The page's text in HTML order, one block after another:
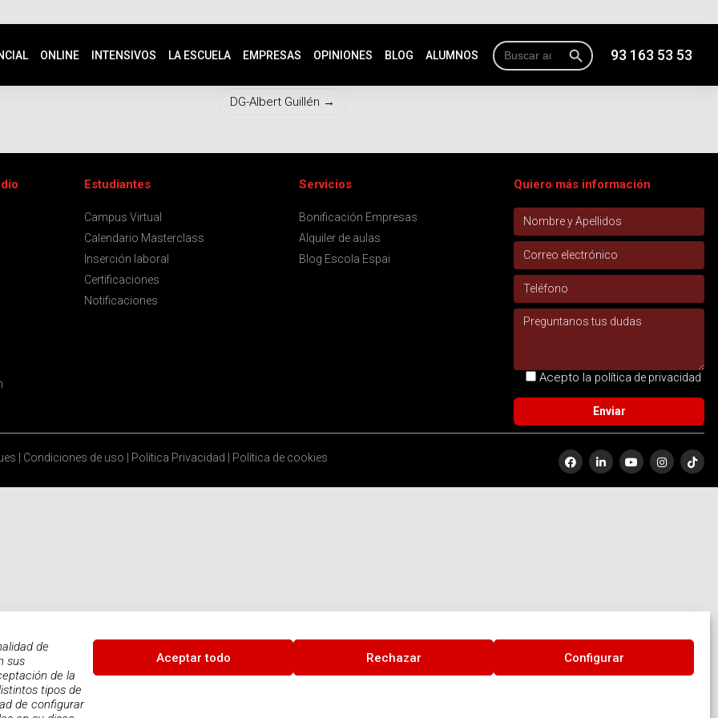
de
sus
de la
tipos de
de configurar
Aceptar todo Rechazar Configurar
ONLINE INTENSIVOS LA ESCUELA EMPRESAS OPINIONES BLOG ALUMNOS 93 163 53 53
Buscar: Botón de búsqueda
DG-Albert Guillén
Estudiantes
Campus Virtual
Calendario Masterclass
Inserción laboral
Certificaciones
Notificaciones
Servicios
Bonificación Empresas
Alquiler de aulas
Blog Escola Espai
Quiero más información
Acepto la política de privacidad
Condiciones de uso Política Privacidad Política de cookies